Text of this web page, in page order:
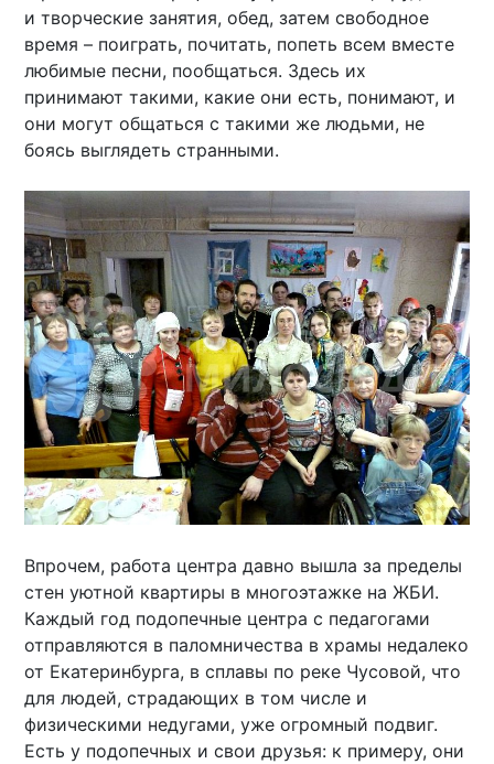
и творческие занятия, обед, затем свободное
время – поиграть, почитать, попеть всем вместе
любимые песни, пообщаться. Здесь их
принимают такими, какие они есть, понимают, и
они могут общаться с такими же людьми, не
боясь выглядеть странными.
Впрочем, работа центра давно вышла за пределы
стен уютной квартиры в многоэтажке на ЖБИ.
Каждый год подопечные центра с педагогами
отправляются в паломничества в храмы недалеко
от Екатеринбурга, в сплавы по реке Чусовой, что
для людей, страдающих в том числе и
физическими недугами, уже огромный подвиг.
Есть у подопечных и свои друзья: к примеру, они